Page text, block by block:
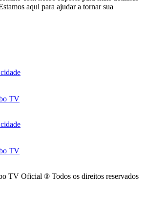
aqui para ajudar a tornar sua
TV
TV
TV Oficial ® Todos os direitos reservados